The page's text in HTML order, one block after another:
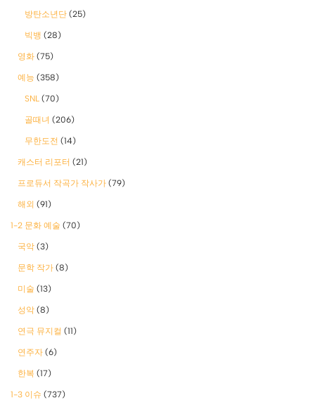
방탄소년단 (25)
빅뱅 (28)
영화 (75)
예능 (358)
SNL (70)
골때녀 (206)
무한도전 (14)
캐스터 리포터 (21)
프로듀서 작곡가 작사가 (79)
해외 (91)
1-2 문화 예술 (70)
국악 (3)
문학 작가 (8)
미술 (13)
성악 (8)
연극 뮤지컬 (11)
연주자 (6)
한복 (17)
1-3 이슈 (737)